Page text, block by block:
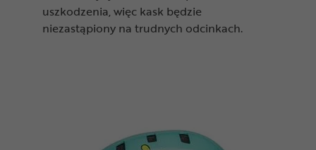
uszkodzenia, więc kask będzie
niezastąpiony na trudnych odcinkach.